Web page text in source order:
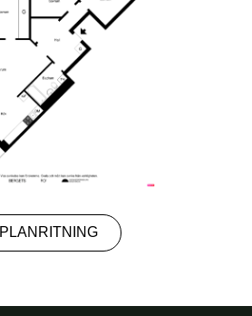
PLANRITNING